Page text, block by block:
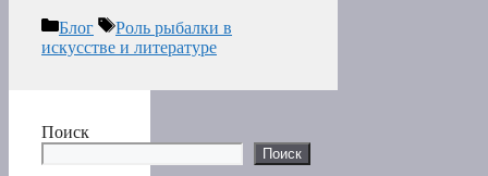
Рубрики
Блог Метки
Роль рыбалки в
искусстве и литературе
Поиск
Поиск